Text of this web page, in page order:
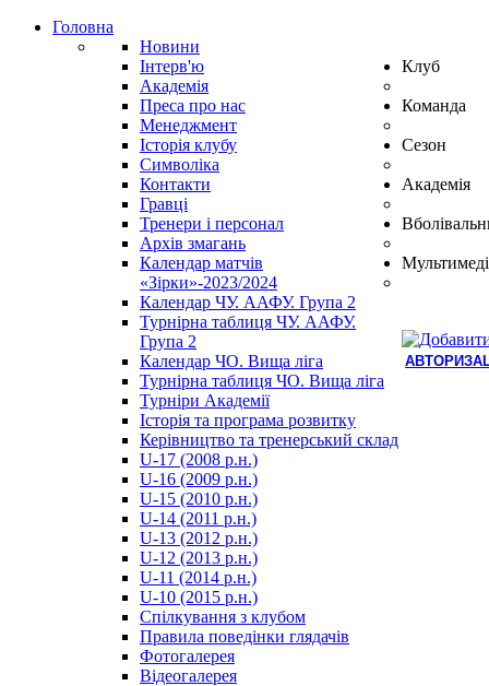
Головна
Новини
Інтерв'ю
Академія
Преса про нас
Клуб
Менеджмент
Історія клубу
Символіка
Контакти
Команда
Гравці
Тренери і персонал
Архів змагань
Сезон
Календар матчів
«Зірки»-2023/2024
Календар ЧУ. ААФУ. Група 2
Турнірна таблиця ЧУ. ААФУ.
Група 2
Календар ЧО. Вища ліга
Турнірна таблиця ЧО. Вища ліга
Академія
Турніри Академії
Історія та програма розвитку
Керівництво та тренерський склад
U-17 (2008 р.н.)
U-16 (2009 р.н.)
U-15 (2010 р.н.)
U-14 (2011 р.н.)
U-13 (2012 р.н.)
U-12 (2013 р.н.)
U-11 (2014 р.н.)
U-10 (2015 р.н.)
Спілкування з клубом
Правила поведінки глядачів
Фотогалерея
Відеогалерея